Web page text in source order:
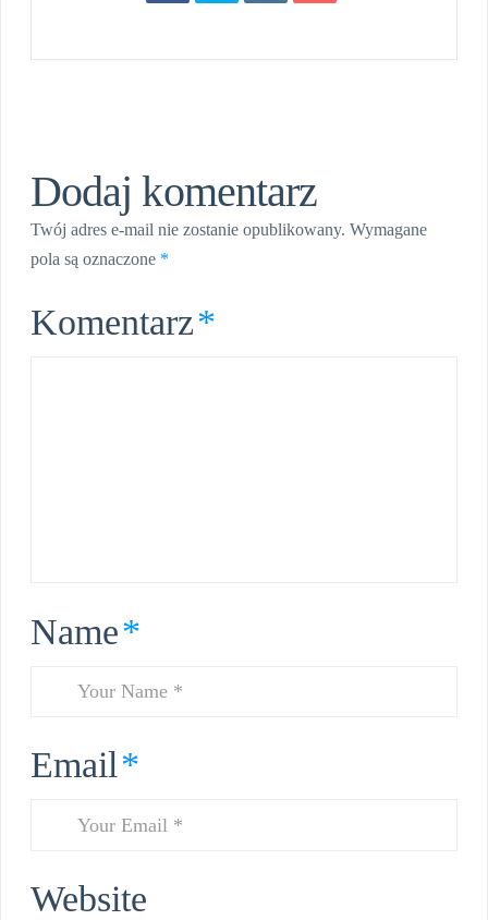
Dodaj komentarz
Twój adres e-mail nie zostanie opublikowany. Wymagane
pola są oznaczone *
Komentarz*
Name*
Email*
Website